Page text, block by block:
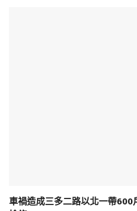
車禍造成三多二路以北一帶600